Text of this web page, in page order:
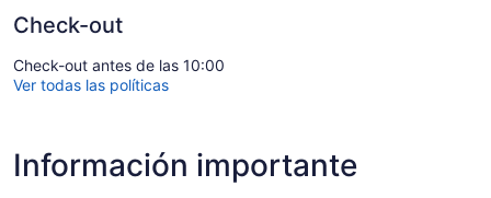
Check-out
Check-out antes de las 10:00
Ver todas las políticas
Información importante